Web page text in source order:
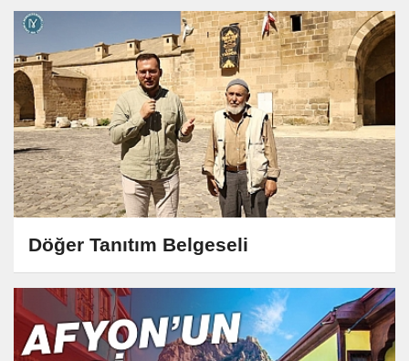
Döğer Tanıtım Belgeseli